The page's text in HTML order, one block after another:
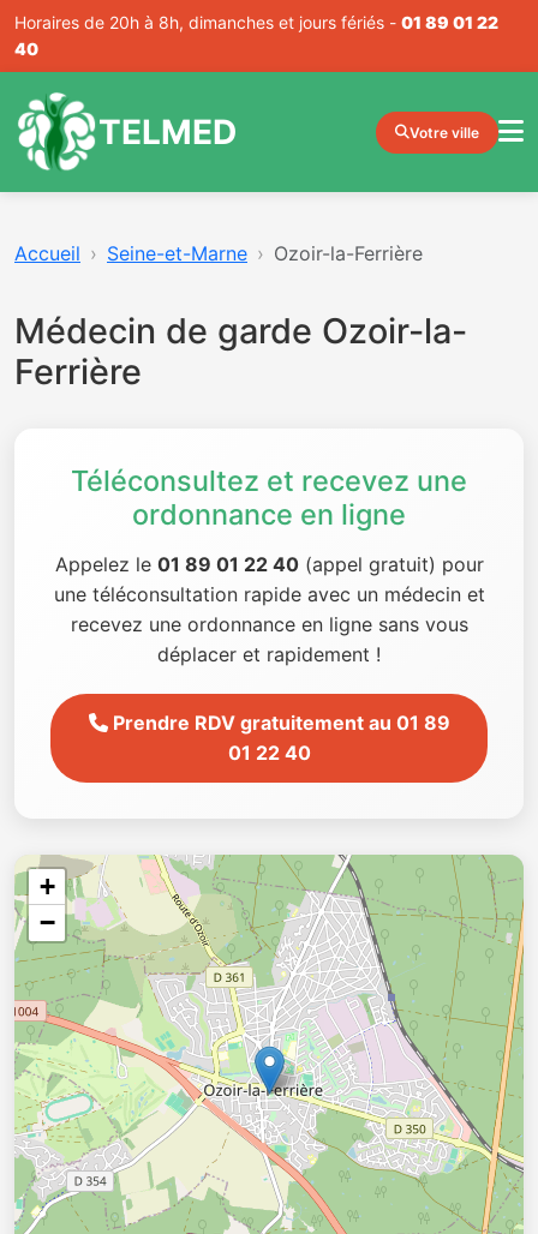
Horaires de 20h à 8h, dimanches et jours fériés - 01 89 01 22
40
TELMED Votre ville
Accueil Seine-et-Marne Ozoir-la-Ferrière
Médecin de garde Ozoir-la-
Ferrière
Téléconsultez et recevez une
ordonnance en ligne
Appelez le 01 89 01 22 40(appel gratuit) pour
une téléconsultation rapide avec un médecin et
recevez une ordonnance en ligne sans vous
déplacer et rapidement !
Prendre RDV gratuitement au 01 89
01 22 40
+
−